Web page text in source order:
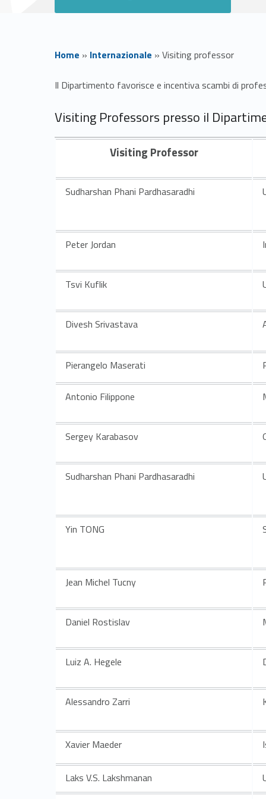
Home » Internazionale » Visiting professor
V
i
s
i
i
n
g
p
r
o
f
e
s
o
r
Il Dipartimento favorisce e incentiva scambi di
Visiting Professors presso il
Visiting Professor
Sudharshan Phani Pardhasaradhi
Peter Jordan
Tsvi Kuflik
Divesh Srivastava
Pierangelo Maserati
Antonio Filippone
Sergey Karabasov
Sudharshan Phani Pardhasaradhi
Yin TONG
Jean Michel Tucny
Daniel Rostislav
Luiz A. Hegele
Alessandro Zarri
Xavier Maeder
Laks V.S. Lakshmanan